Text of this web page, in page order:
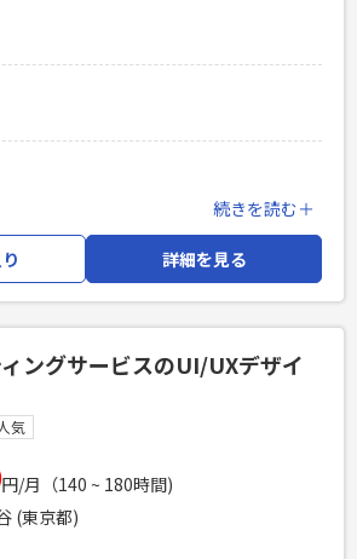
ブレット向けUIデザイン経験 ・レス
スマートフォンアプリ、Webサービス
XDやFigmaなどデザインツールを使っ
プロトタイプ作成経験 ・toB、toC系
3年以上） ・フルリモート環境での
ョン能力
のチームでの開発経験
ント社員)の文字ベースでの要求事項を確
ョンを行いながらワイヤーフレーム・
・デザイン完成後もプロダクトオーナ
バー間の情報共有、ディスカッション)
ザイナーとしての3年以上の職務経験
用いたデザイン/プロトタイプ制作 ・既
インを参考に、商用利用できるクオリ
できる ・スクラムの各会議体におい
続きを読む＋
詳細を見る
ングサービスのUI/UXデザイ
気
円/月（140 ~ 180時間)
(東京都)